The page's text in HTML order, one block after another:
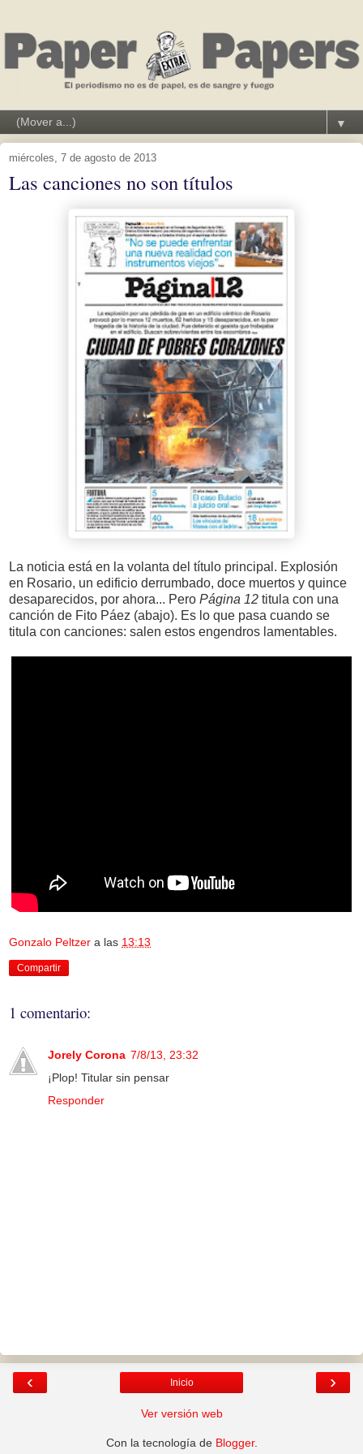
▼
miércoles, 7 de agosto de 2013
Las canciones no son títulos
La noticia está en la volanta del título principal. Explosión
en Rosario, un edificio derrumbado, doce muertos y quince
desaparecidos, por ahora... Pero Página 12 titula con una
canción de Fito Páez (abajo). Es lo que pasa cuando se
titula con canciones: salen estos engendros lamentables.
Gonzalo Peltzer a las 13:13
Compartir
1 comentario:
Jorely Corona 7/8/13, 23:32
¡Plop! Titular sin pensar
Responder
‹ ›
Inicio
Ver versión web
Con la tecnología de Blogger.